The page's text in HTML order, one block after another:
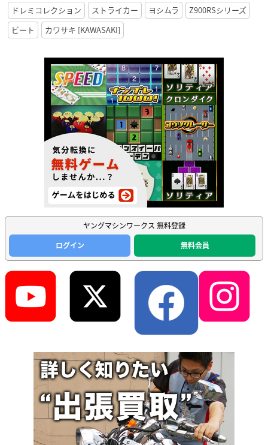
ドレミコレクション
ストライカー ヨシムラ
Z900RSシリーズ
ビート
カワサキ [KAWASAKI]
ヤングマシンワークス 無料登録
ログイン
無料会員